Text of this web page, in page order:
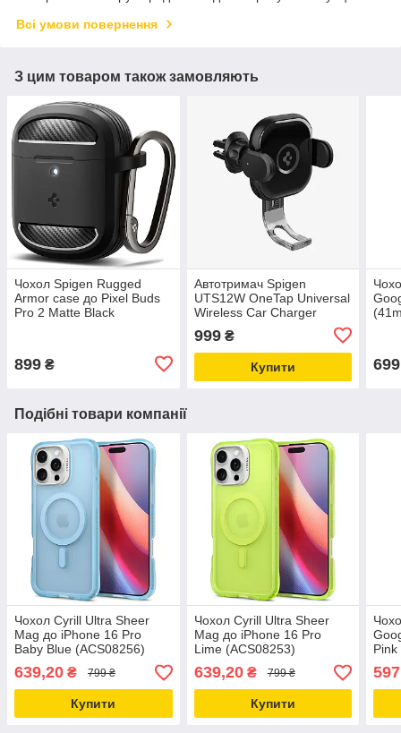
Всі умови повернення
З цим товаром також замовляють
Чохол Spigen Rugged
Armor case до Pixel Buds
Pro 2 Matte Black
899 ₴
Автотримач Spigen
UTS12W OneTap Universal
Wireless Car Charger
(ACP01279)
999₴
Купити 699
Подібні товари компанії
Чохол Cyrill Ultra Sheer
Mag до iPhone 16 Pro
Baby Blue (ACS08256)
639,20 ₴ 799 ₴
Купити
Чохол Cyrill Ultra Sheer
Mag до iPhone 16 Pro
Lime (ACS08253)
639,20₴ 799 ₴
Купити